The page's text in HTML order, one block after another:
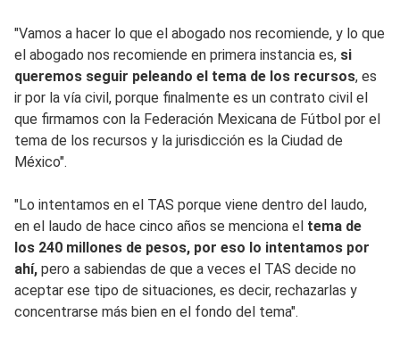
"Vamos a hacer lo que el abogado nos recomiende, y lo que
el abogado nos recomiende en primera instancia es, si
queremos seguir peleando el tema de los recursos, es
ir por la vía civil, porque finalmente es un contrato civil el
que firmamos con la Federación Mexicana de Fútbol por el
tema de los recursos y la jurisdicción es la Ciudad de
México".
"Lo intentamos en el TAS porque viene dentro del laudo,
en el laudo de hace cinco años se menciona el tema de
los 240 millones de pesos, por eso lo intentamos por
ahí, pero a sabiendas de que a veces el TAS decide no
aceptar ese tipo de situaciones, es decir, rechazarlas y
concentrarse más bien en el fondo del tema".